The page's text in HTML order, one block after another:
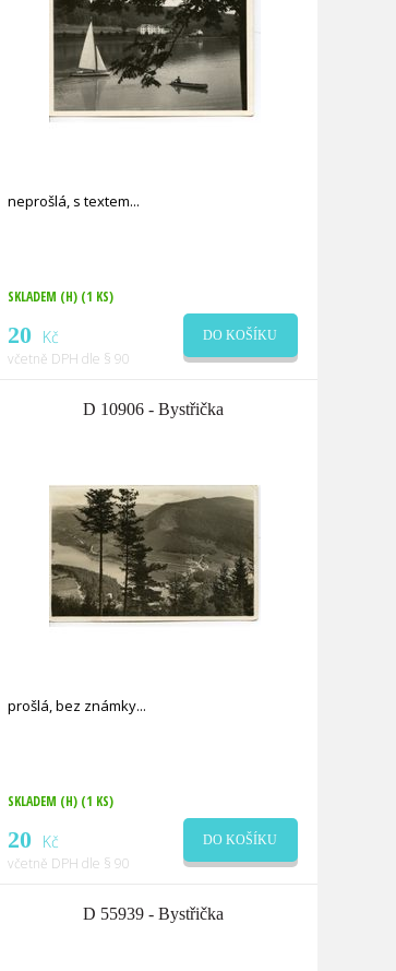
neprošlá, s textem
SKLADEM (H) (1 KS)
20 Kč
včetně DPH dle § 90
DO KOŠÍKU
D 10906 - Bystřička
prošlá, bez známky
SKLADEM (H) (1 KS)
20 Kč
včetně DPH dle § 90
DO KOŠÍKU
D 55939 - Bystřička